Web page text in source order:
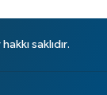
saklıdır.